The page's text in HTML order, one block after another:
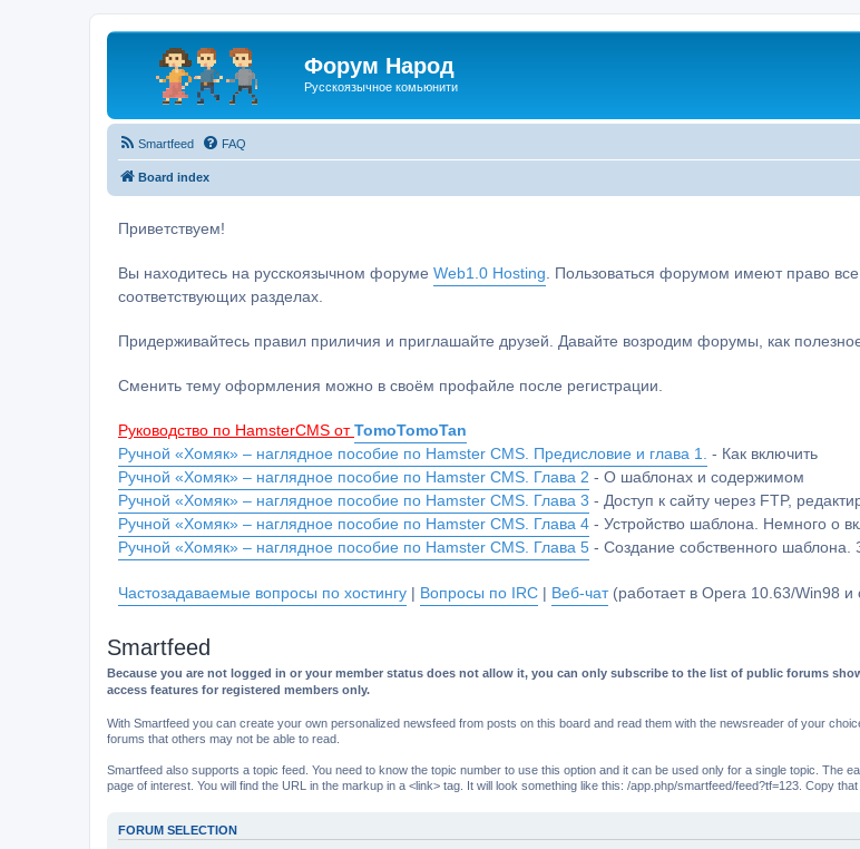
Форум Народ
Русскоязычное комьюнити
Smartfeed FAQ
Board index
Приветствуем!
Вы находитесь на русскоязычном форуме Web1.0 Hosting . Пользоваться форумом имеют право
соответствующих разделах.
Придерживайтесь правил приличия и приглашайте друзей. Давайте возродим форумы, как
Сменить тему оформления можно в своём профайле после регистрации.
Руководство по HamsterCMS от TomoTomoTan
Ручной «Хомяк» – наглядное пособие по Hamster CMS. Предисловие и глава 1.
- Как включить
Ручной «Хомяк» – наглядное пособие по Hamster CMS. Глава 2 - О шаблонах и содержимом
Ручной «Хомяк» – наглядное пособие по Hamster CMS. Глава 3 - Доступ к сайту через FTP,
Ручной «Хомяк» – наглядное пособие по Hamster CMS. Глава 4 - Устройство шаблона. Немного о
Ручной «Хомяк» – наглядное пособие по Hamster CMS. Глава 5 - Создание собственного
Частозадаваемые вопросы по хостингу | Вопросы по IRC | Веб-чат(работает в Opera 10.63/Win98 и
Smartfeed
Because you are not logged in or your member status does not allow it, you can only subscribe to the list of public forums
access features for registered members only.
With Smartfeed you can create your own personalized newsfeed from posts on this board and read them with the newsreader of your
forums that others may not be able to read.
Smartfeed also supports a topic feed. You need to know the topic number to use this option and it can be used only for a single topic. The
page of interest. You will find the URL in the markup in a <link> tag. It will look something like this: /app.php/smartfeed/feed?tf=123. Copy
FORUM SELECTION